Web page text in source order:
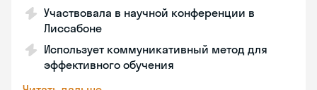
Участвовала в научной конференции в
Лиссабоне
Использует коммуникативный метод для
эффективного обучения